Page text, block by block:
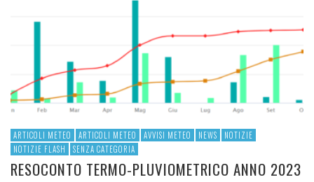
ARTICOLI METEO ARTICOLI METEO AVVISI METEO NEWS
NOTIZIE
NOTIZIE FLASH
SENZA CATEGORIA
RESOCONTO TERMO-PLUVIOMETRICO ANNO 2023